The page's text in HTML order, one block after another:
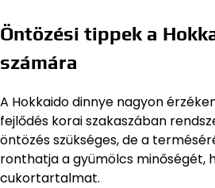
Öntözési tippek a
számára
A Hokkaido dinnye nagyon
fejlődés korai szakaszában
öntözés szükséges, de a
ronthatja a gyümölcs minőségét,
cukortartalmat.